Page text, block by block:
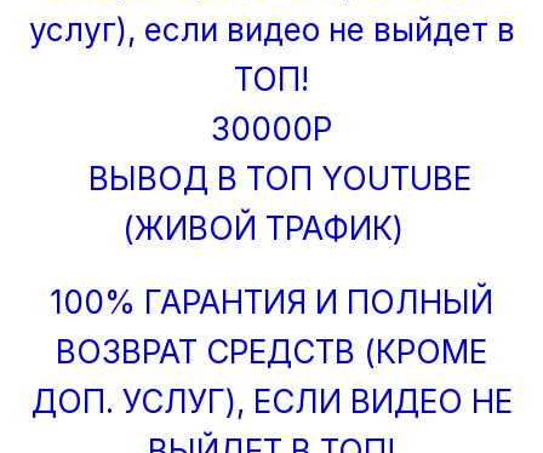
услуг), если видео не выйдет в
ТОП!
30000Р
ВЫВОД В ТОП YOUTUBE
(ЖИВОЙ ТРАФИК)
100% ГАРАНТИЯ И ПОЛНЫЙ
ВОЗВРАТ СРЕДСТВ (КРОМЕ
ДОП. УСЛУГ), ЕСЛИ ВИДЕО НЕ